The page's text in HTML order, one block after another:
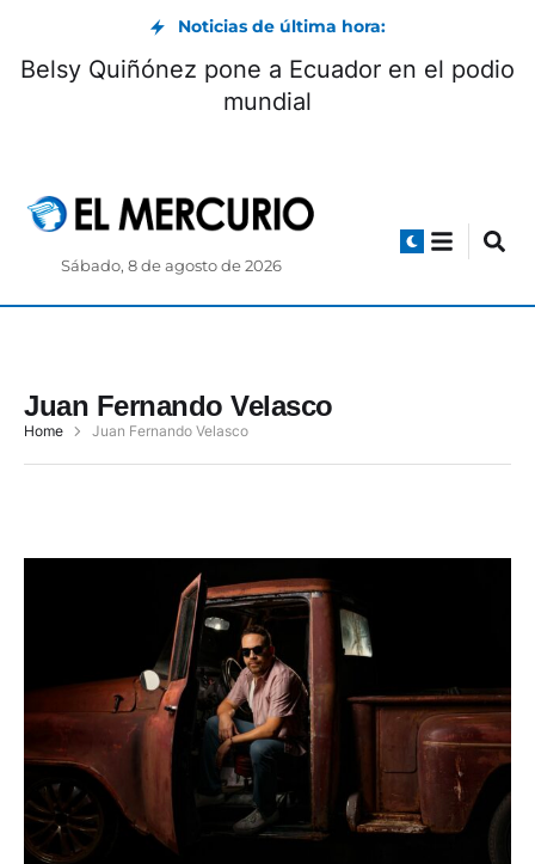
Noticias de última hora:
Belsy Quiñónez pone a Ecuador en el podio
mundial
Sábado, 8 de agosto de 2026
Juan Fernando Velasco
Home Juan Fernando Velasco